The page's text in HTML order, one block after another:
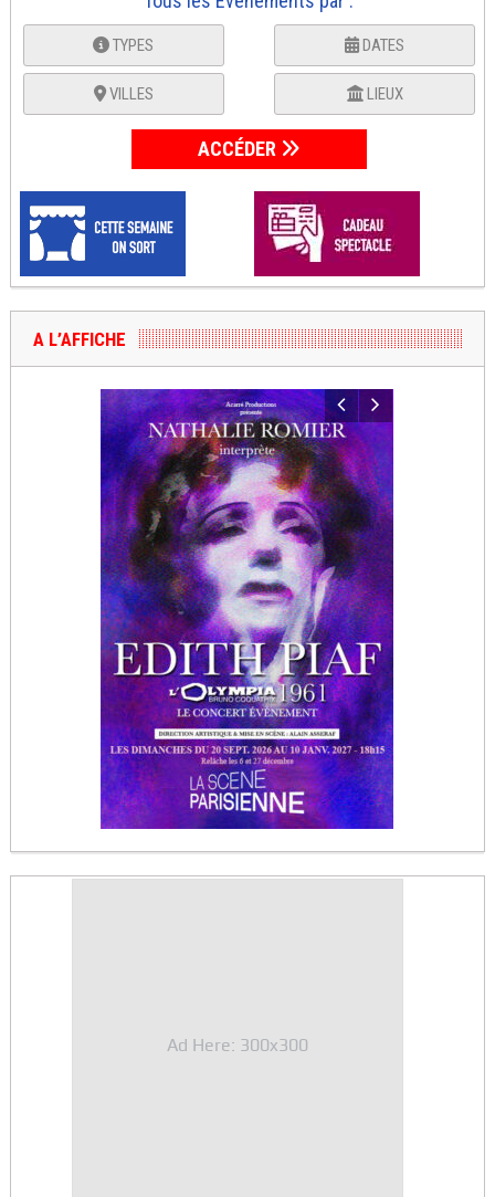
TYPES DATES
VILLES LIEUX
ACCÉDER
A L’AFFICHE
Ad Here: 300x300